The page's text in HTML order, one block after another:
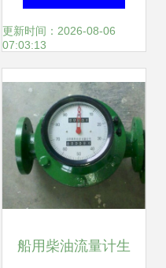
精准计量，稳定可
靠
更新时间：2026-08-06
07:03:13
船用柴油流量计生